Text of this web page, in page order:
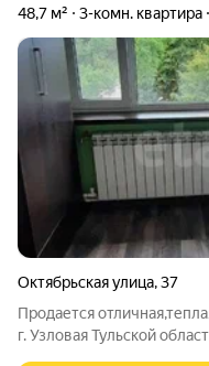
48,7 м² 3-комн. квартира
Октябрьская улица,37
Продается
г. Узловая Тульской